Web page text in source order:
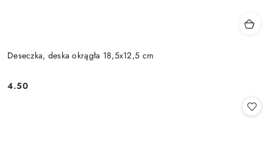
Deseczka, deska okrągła 18,5x12,5 cm
Cena:
4.50